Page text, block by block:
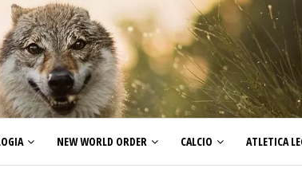
NEW WORLD ORDER CALCIO ATLETICA